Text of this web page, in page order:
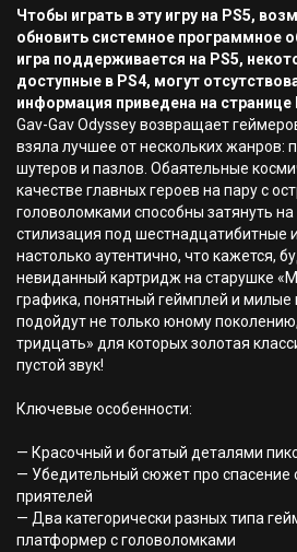
Чтобы играть в эту игру на PS5,
обновить системное программное
игра поддерживается на PS5,
доступные в PS4, могут
информация приведена на
Gav-Gav Odyssey возвращает
взяла лучшее от нескольких жанров:
шутеров и пазлов. Обаятельные
качестве главных героев на пару с
головоломками способны затянуть
стилизация под шестнадцатибитные
настолько аутентично, что кажется,
невиданный картридж на старушке
графика, понятный геймплей и милые
подойдут не только юному
тридцать» для которых золотая
пустой звук!
Ключевые особенности:
— Красочный и богатый деталями
— Убедительный сюжет про спасение
приятелей
— Два категорически разных типа
платформер с головоломками